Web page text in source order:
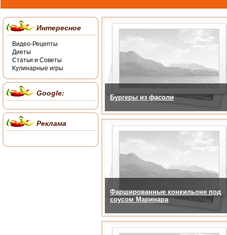
Бургеры из фасоли
Фаршированные конкильоне под
соусом Маринара
Интересное
Видео-Рецепты
Диеты
Статьи и Советы
Кулинарные игры
Google:
Реклама